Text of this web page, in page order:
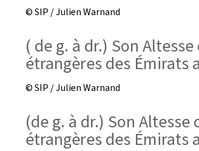
© SIP / Julien Warnand
( de g. à dr.) Son
étrangères des Émirats
© SIP / Julien Warnand
(de g. à dr.) Son
étrangères des Émirats